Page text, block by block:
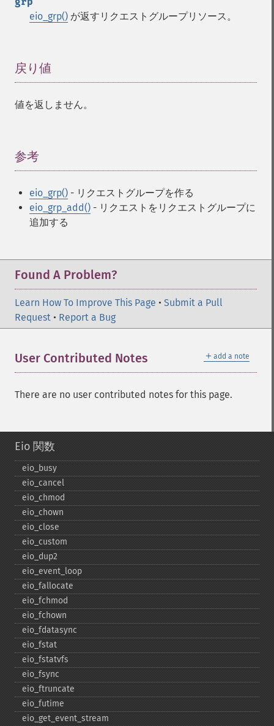
eio_grp() が返すリクエストグループリソース。
戻り値
値を返しません。
参考
eio_grp() - リクエストグループを作る
eio_grp_add() - リクエストをリクエストグループに
追加する
Found A Problem?
Learn How To Improve This Page • Submit a Pull
Request • Report a Bug
＋ add a note
User Contributed Notes
There are no user contributed notes for this page.
Eio 関数
eio_​busy
eio_​cancel
eio_​chmod
eio_​chown
eio_​close
eio_​custom
eio_​dup2
eio_​event_​loop
eio_​fallocate
eio_​fchmod
eio_​fchown
eio_​fdatasync
eio_​fstat
eio_​fstatvfs
eio_​fsync
eio_​ftruncate
eio_​futime
eio_​get_​event_​stream